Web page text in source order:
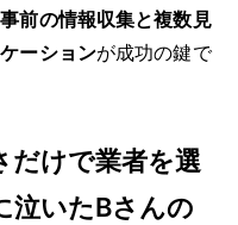
事前の情報収集と複数見
ーションが成功の鍵で
だけで業者を選
泣いたBさんの